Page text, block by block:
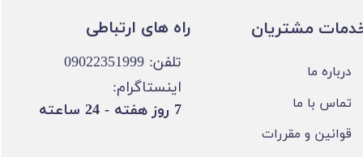
مشتریان
درباره ما
تماس با ما
قوانین و مقررات
تلفن: 09022351999
اینستاگرام:
​7 روز هفته - 24 ساعته ​​​​​​​
​​راه های ارتباطی